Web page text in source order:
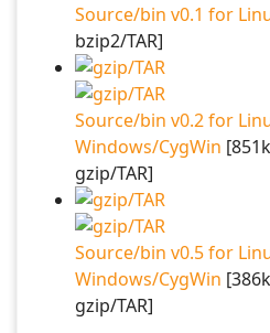
Source/bin v0.1 for
bzip2/TAR]
Source/bin v0.2 for
Windows/CygWin
gzip/TAR]
Source/bin v0.5 for
Windows/CygWin
gzip/TAR]